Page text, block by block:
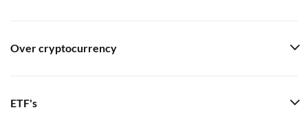
Over cryptocurrency
ETF's